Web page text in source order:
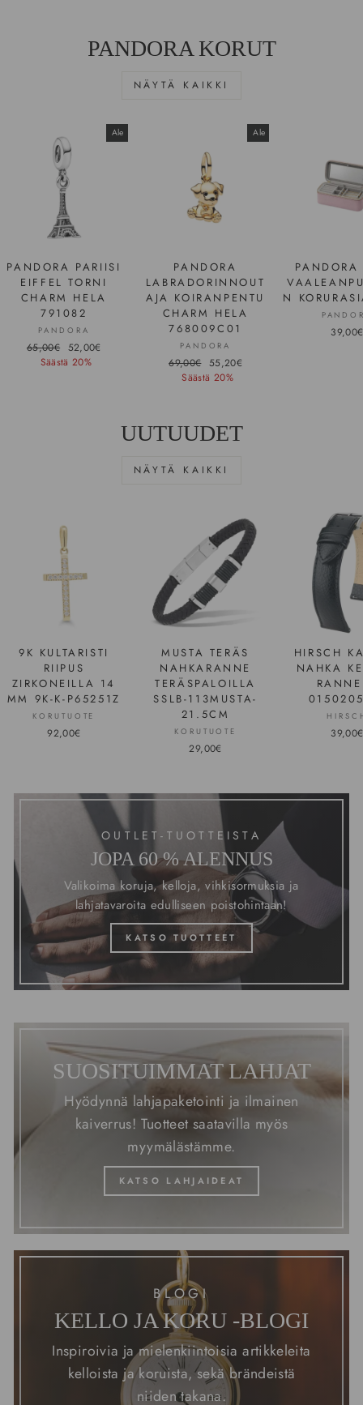
PANDORA KORUT
NÄYTÄ KAIKKI
Ale
PANDORA PARIISI
EIFFEL TORNI
CHARM HELA
791082
PANDORA
Hinta
65,00€ Ale-
hinta
52,00€
Säästä 20%
Ale
PANDORA
LABRADORINNOUT
AJA KOIRANPENTU
CHARM HELA
768009C01
PANDORA
Hinta
69,00€ Ale-
hinta
55,20€
Säästä 20%
N
39,00€
UUTUUDET
NÄYTÄ KAIKKI
9K KULTARISTI
RIIPUS
ZIRKONEILLA 14
MM 9K-K-P65251Z
KORUTUOTE
92,00€
MUSTA TERÄS
NAHKARANNE
TERÄSPALOILLA
SSLB-113MUSTA-
21.5CM
KORUTUOTE
29,00€
HIRSCH
NAHKA
39,00€
OUTLET-TUOTTEISTA
JOPA 60 % ALENNUS
Valikoima koruja, kelloja, vihkisormuksia ja
lahjatavaroita edulliseen poistohintaan!
KATSO TUOTTEET
SUOSITUIMMAT LAHJAT
Hyödynnä lahjapaketointi ja ilmainen
kaiverrus! Tuotteet saatavilla myös
myymälästämme.
KATSO LAHJAIDEAT
BLOGI
KELLO JA KORU -BLOGI
Inspiroivia ja mielenkiintoisia artikkeleita
kelloista ja koruista, sekä brändeistä
niiden takana.